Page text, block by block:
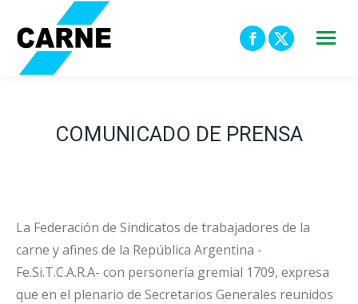
Facebook
in
X
in
COMUNICADO DE PRENSA
La Federación de Sindicatos de trabajadores de la
carne y afines de la República Argentina -
Fe.Si.T.C.A.R.A- con personería gremial 1709, expresa
que en el plenario de Secretarios Generales reunidos